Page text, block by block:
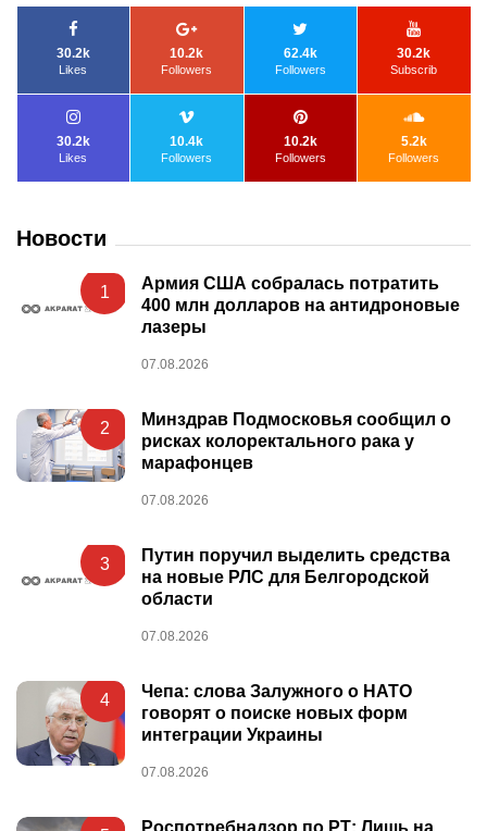
30.2k
Likes
10.2k
Followers
62.4k
Followers
30.2k
Subscrib
30.2k
Likes
10.4k
Followers
10.2k
Followers
5.2k
Followers
Новости
1
Армия США собралась потратить
400 млн долларов на антидроновые
лазеры
07.08.2026
2
Минздрав Подмосковья сообщил о
рисках колоректального рака у
марафонцев
07.08.2026
3
Путин поручил выделить средства
на новые РЛС для Белгородской
области
07.08.2026
4
Чепа: слова Залужного о НАТО
говорят о поиске новых форм
интеграции Украины
07.08.2026
Роспотребнадзор по РТ: Лишь на